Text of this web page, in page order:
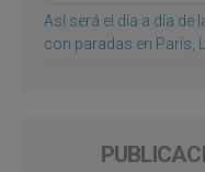
Así será el día a día de
con paradas en París,